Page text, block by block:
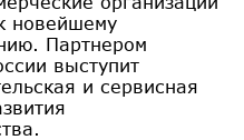
новейшему
Партнером
выступит
и сервисная